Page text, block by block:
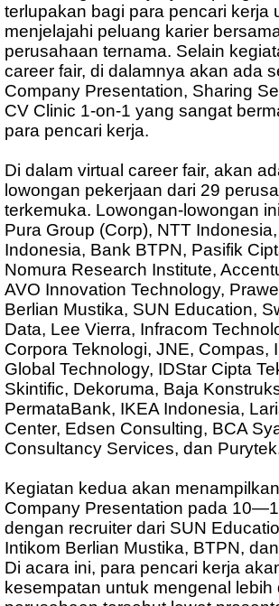
terlupakan bagi para pencari kerja
menjelajahi peluang karier
perusahaan ternama. Selain
career fair, di dalamnya akan ada
Company Presentation, Sharing
CV Clinic 1-on-1 yang sangat
para pencari kerja.
Di dalam virtual career fair, akan
lowongan pekerjaan dari 29
terkemuka. Lowongan-lowongan
Pura Group (Corp), NTT
Indonesia, Bank BTPN, Pasifik
Nomura Research Institute,
AVO Innovation Technology,
Berlian Mustika, SUN Education,
Data, Lee Vierra, Infracom
Corpora Teknologi, JNE, Compas,
Global Technology, IDStar Cipta
Skintific, Dekoruma, Baja
PermataBank, IKEA Indonesia,
Center, Edsen Consulting, BCA
Consultancy Services, dan
Kegiatan kedua akan
Company Presentation pada
dengan recruiter dari SUN
Intikom Berlian Mustika, BTPN,
Di acara ini, para pencari kerja
kesempatan untuk mengenal lebih